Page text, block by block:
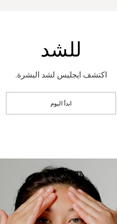
للشد
اكتشف ايجليس لشد البشرة.
ابدأ اليوم